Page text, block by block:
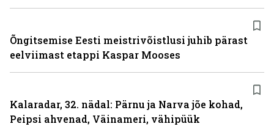
Õngitsemise Eesti meistrivõistlusi juhib pärast
eelviimast etappi Kaspar Mooses
Kalaradar, 32. nädal: Pärnu ja Narva jõe kohad,
Peipsi ahvenad, Väinameri, vähipüük